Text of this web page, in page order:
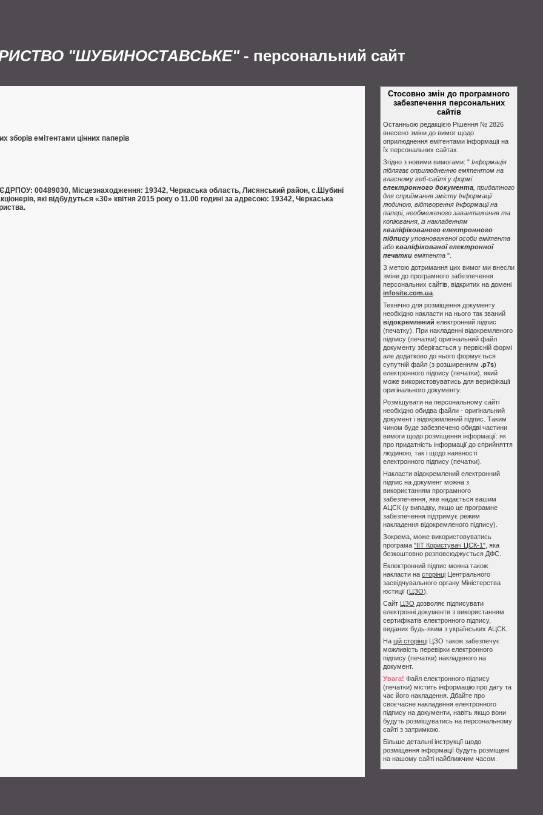
"ШУБИНОСТАВСЬКЕ"- персональний сайт
зборів емітентами цінних паперів
00489030, Місцезнаходження: 19342, Черкаська область, Лисянський район, с.Шубині
які відбудуться «30» квітня 2015 року о 11.00 годині за адресою: 19342, Черкаська
Стосовно змін до програмного
забезпечення персональних
сайтів
Останньою редакцією Рішення № 2826
внесено зміни до вимог щодо
оприлюднення емітентами інформації на
їх персональних сайтах.
Згідно з новими вимогами: " Інформація
підлягає оприлюдненню емітентом на
власному веб-сайті у формі
електронного документа , придатного
для сприймання змісту Інформації
людиною, відтворення Інформації на
папері, необмеженого завантаження та
копіювання, із накладенням
кваліфікованого електронного
підписууповноваженої особи емітента
або кваліфікованої електронної
печатки емітента ".
З метою дотримання цих вимог ми внесли
зміни до програмного забезпечення
персональних сайтів, відкритих на домені
infosite.com.ua
Технічно для розміщення документу
необхідно накласти на нього так званий
відокремлений електронний підпис
(печатку). При накладенні відокремленого
підпису (печатки) оригінальний файл
документу зберігається у первісній формі
але додатково до нього формується
супутній файл (з розширенням .p7s)
електронного підпису (печатки), який
може використовуватись для верифікації
оригінального документу.
Розміщувати на персональному сайті
необхідно обидва файли - оригінальний
документ і відокремлений підпис. Таким
чином буде забезпечено обидві частини
вимоги щодо розміщення інформації: як
про придатність інформації до сприйняття
людиною, так і щодо наявності
електронного підпису (печатки).
Накласти відокремлений електронний
підпис на документ можна з
використанням програмного
забезпечення, яке надається вашим
АЦСК (у випадку, якщо це програмне
забезпечення підтримує режим
накладення відокремленого підпису).
Зокрема, може використовуватись
програма "ІІТ Користувач ЦСК-1" , яка
безкоштовно розповсюджується ДФС.
Еклектронний підпис можна також
накласти на сторінці Центрального
засвідчувального органу Міністерства
юстиції (ЦЗО),
Сайт ЦЗО дозволяє підписувати
електронні документи з використанням
сертифікатів електронного підпису,
виданих будь-яким з українських АЦСК.
На цій сторінці ЦЗО також забезпечує
можливість перевірки електронного
підпису (печатки) накладеного на
документ.
Увага! Файл електронного підпису
(печатки) містить інформацію про дату та
час його накладення. Дбайте про
своєчасне накладення електронного
підпису на документи, навіть якщо вони
будуть розміщуватись на персональному
сайті з затримкою.
Більше детальні інструкції щодо
розміщення інформації будуть розміщені
на нашому сайті найближчим часом.